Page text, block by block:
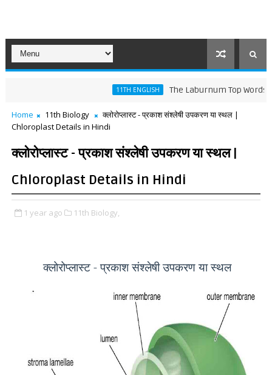
11TH ENGLISH The Laburnum Top Words
Home 11th Biology
क्लोरोप्लास्ट - प्रकाश संश्लेषी उपकरण या स्थल |
Chloroplast Details in Hindi
क्लोरोप्लास्ट - प्रकाश संश्लेषी उपकरण या स्थल |
Chloroplast Details in Hindi
1 year ago 11th Biology,
क्लोरोप्लास्ट - प्रकाश संश्लेषी उपकरण या स्थल